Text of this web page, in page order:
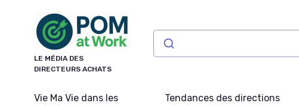
LE MÉDIA DES
DIRECTEURS ACHATS
Vie Ma Vie dans les
Tendances des directions